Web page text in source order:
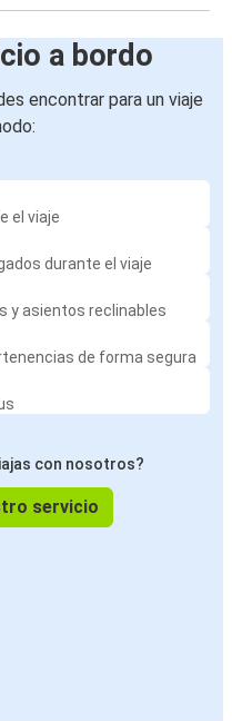
a bordo
encontrar para un viaje
el viaje
durante el viaje
y asientos reclinables
de forma segura
con nosotros?
servicio